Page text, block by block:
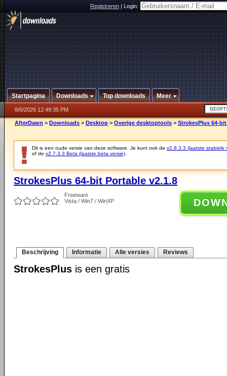
Registreren|Login:
Startpagina Downloads Top downloads Meer
8/6/2026 12:49:35 PM
AfterDawn > Downloads > Desktop > Overige desktoptools > StrokesPlus 64-
Dit is een oude versie van deze software. Je kunt ook de v2.8.3.3 (laatste stabiele
of de v2.7.3.3 Beta (laatste beta versie)
StrokesPlus 64-bit Portable v2.1.8
Freeware
Vista / Win7 / WinXP
Beschrijving Informatie Alle versies Reviews
StrokesPlus is een gratis